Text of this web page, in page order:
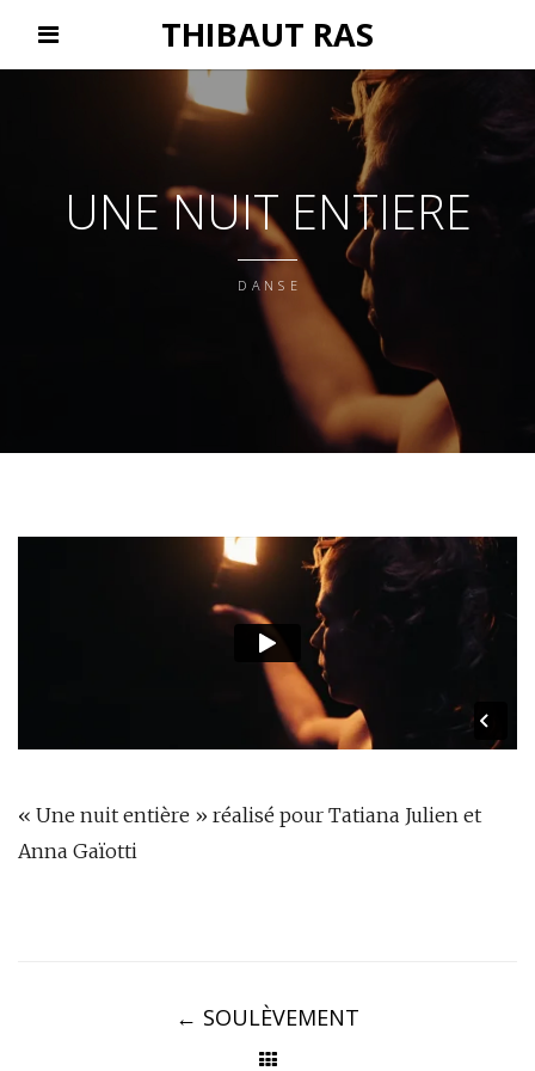
THIBAUT RAS
UNE NUIT ENTIERE
DANSE
« Une nuit entière » réalisé pour Tatiana Julien et
Anna Gaïotti
← SOULÈVEMENT